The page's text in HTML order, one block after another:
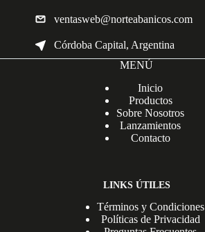
ventasweb@norteabanicos.com
Córdoba Capital, Argentina
MENÚ
Inicio
Productos
Sobre Nosotros
Lanzamientos
Contacto
LINKS ÚTILES
Términos y Condiciones
Políticas de Privacidad